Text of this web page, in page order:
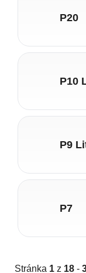
P20
P10
P9
P7
Stránka 1 z 18 -